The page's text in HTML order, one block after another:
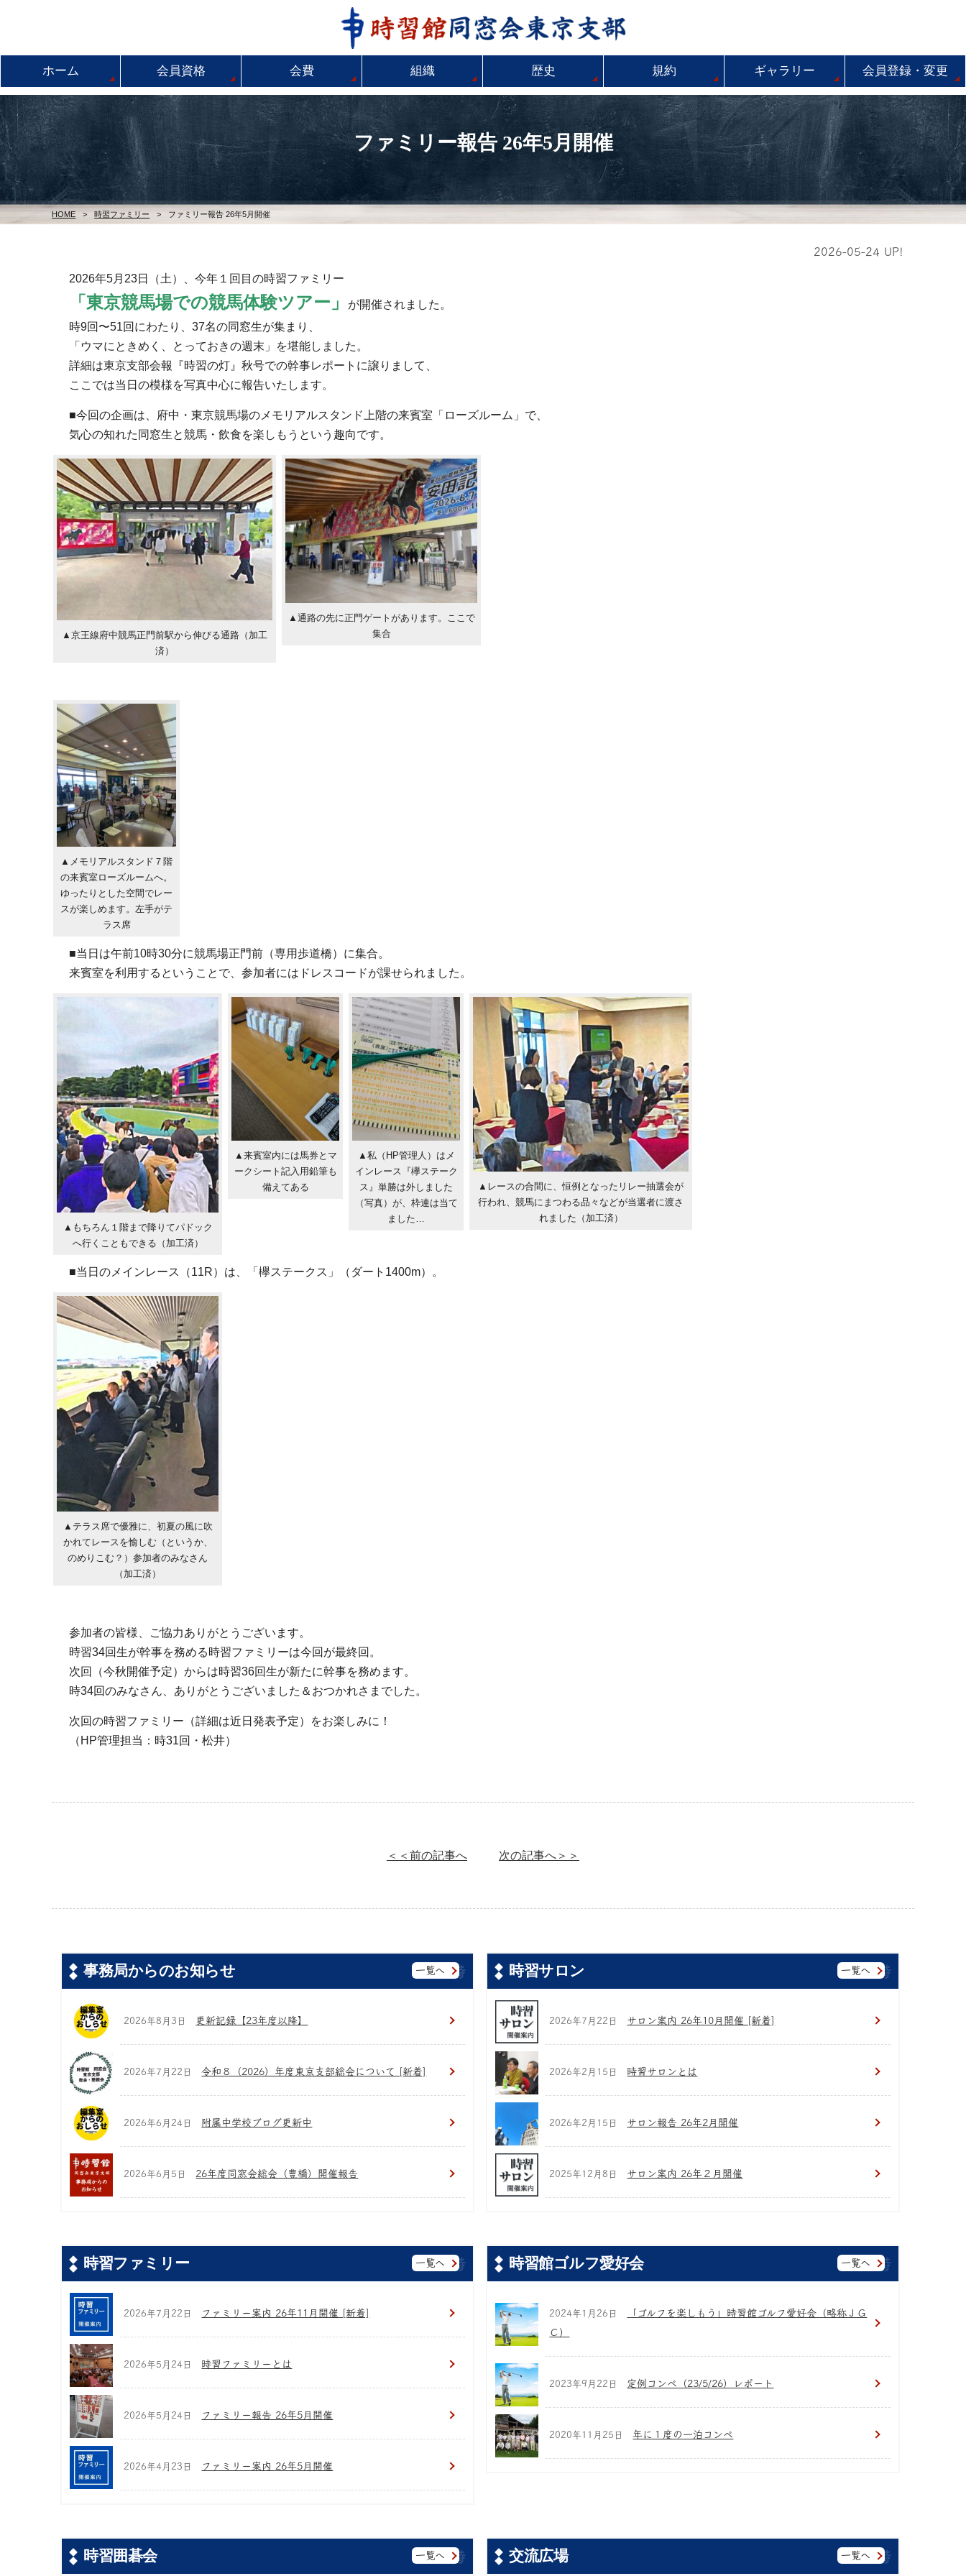
ホーム 会員資格 会費 組織 歴史 規約 ギャラリー 会員登録・変更
HOME > 時習ファミリー > ファミリー報告 26年5月開催
ファミリー報告 26年5月開催
2026-05-24 UP!
2026年5月23日（土）、今年１回目の時習ファミリー
「東京競馬場での競馬体験ツアー」
が開催されました。
時9回〜51回にわたり、37名の同窓生が集まり、
「ウマにときめく、とっておきの週末」を堪能しました。
詳細は東京支部会報『時習の灯』秋号での幹事レポートに譲りまして、
ここでは当日の模様を写真中心に報告いたします。
■今回の企画は、府中・東京競馬場のメモリアルスタンド上階の来賓室「ローズルーム」で、
気心の知れた同窓生と競馬・飲食を楽しもうという趣向です。
▲京王線府中競馬正門前駅から伸びる通路（加工
済）
▲通路の先に正門ゲートがあります。ここで
集合
▲メモリアルスタンド７階
の来賓室ローズルームへ。
ゆったりとした空間でレー
スが楽しめます。左手がテ
ラス席
■当日は午前10時30分に競馬場正門前（専用歩道橋）に集合。
来賓室を利用するということで、参加者にはドレスコードが課せられました。
▲もちろん１階まで降りてパドック
へ行くこともできる（加工済）
▲来賓室内には馬券とマ
ークシート記入用鉛筆も
備えてある
▲私（HP管理人）はメ
インレース『欅ステーク
ス』単勝は外しました
（写真）が、枠連は当て
ました…
▲レースの合間に、恒例となったリレー抽選会が
行われ、競馬にまつわる品々などが当選者に渡さ
れました（加工済）
■当日のメインレース（11R）は、「欅ステークス」（ダート1400m）。
▲テラス席で優雅に、初夏の風に吹
かれてレースを愉しむ（というか、
のめりこむ？）参加者のみなさん
（加工済）
参加者の皆様、ご協力ありがとうございます。
時習34回生が幹事を務める時習ファミリーは今回が最終回。
次回（今秋開催予定）からは時習36回生が新たに幹事を務めます。
時34回のみなさん、ありがとうございました＆おつかれさまでした。
次回の時習ファミリー（詳細は近日発表予定）をお楽しみに！
（HP管理担当：時31回・松井）
＜＜前の記事へ 次の記事へ＞＞
事務局からのお知らせ 一覧へ
2026年8月3日 更新記録【23年度以降】
2026年7月22日 令和８（2026）年度東京支部総会について [新着]
2026年6月24日 附属中学校ブログ更新中
2026年6月5日 26年度同窓会総会（豊橋）開催報告
時習サロン 一覧へ
2026年7月22日 サロン案内 26年10月開催 [新着]
2026年2月15日 時習サロンとは
2026年2月15日 サロン報告 26年2月開催
2025年12月8日 サロン案内 26年２月開催
時習ファミリー 一覧へ
2026年7月22日 ファミリー案内 26年11月開催 [新着]
2026年5月24日 時習ファミリーとは
2026年5月24日 ファミリー報告 26年5月開催
2026年4月23日 ファミリー案内 26年5月開催
時習館ゴルフ愛好会 一覧へ
2024年1月26日
「ゴルフを楽しもう」時習館ゴルフ愛好会（略称ＪＧ
Ｃ）
2023年9月22日 定例コンペ（23/5/26）レポート
2020年11月25日 年に１度の一泊コンペ
時習囲碁会 一覧へ 交流広場 一覧へ